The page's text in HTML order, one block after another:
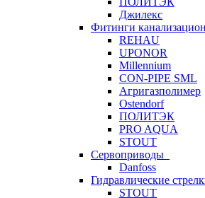
Джилекс
Фитинги
REHAU
UPONOR
Millennium
CON-PIPE SML
Агригазполимер
Ostendorf
ПОЛИТЭК
PRO AQUA
STOUT
Сервоприводы
Danfoss
Гидравлические
STOUT